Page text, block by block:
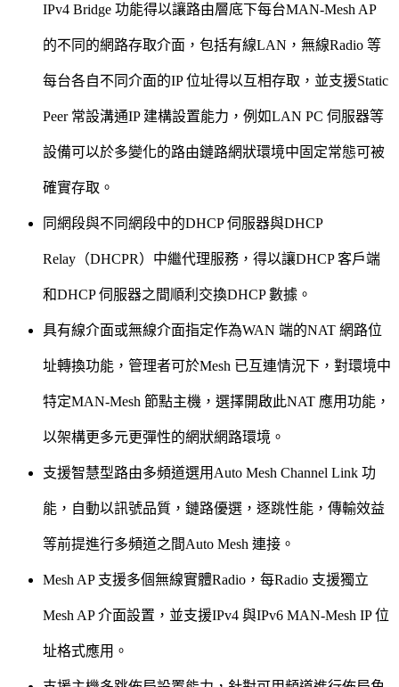
IPv4 Bridge 功能得以讓路由層底下每台MAN-Mesh AP
的不同的網路存取介面，包括有線LAN，無線Radio 等
每台各自不同介面的IP 位址得以互相存取，並支援Static
Peer 常設溝通IP 建構設置能力，例如LAN PC 伺服器等
設備可以於多變化的路由鏈路網狀環境中固定常態可被
確實存取。
同網段與不同網段中的DHCP 伺服器與DHCP
Relay（DHCPR）中繼代理服務，得以讓DHCP 客戶端
和DHCP 伺服器之間順利交換DHCP 數據。
具有線介面或無線介面指定作為WAN 端的NAT 網路位
址轉換功能，管理者可於Mesh 已互連情況下，對環境中
特定MAN-Mesh 節點主機，選擇開啟此NAT 應用功能，
以架構更多元更彈性的網狀網路環境。
支援智慧型路由多頻道選用Auto Mesh Channel Link 功
能，自動以訊號品質，鏈路優選，逐跳性能，傳輸效益
等前提進行多頻道之間Auto Mesh 連接。
Mesh AP 支援多個無線實體Radio，每Radio 支援獨立
Mesh AP 介面設置，並支援IPv4 與IPv6 MAN-Mesh IP 位
址格式應用。